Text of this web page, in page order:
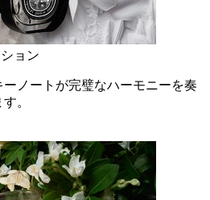
ョン
ノートが完璧なハーモニーを奏
。